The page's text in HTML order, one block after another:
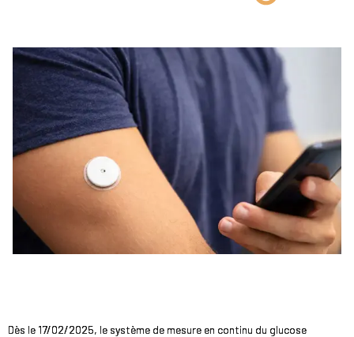
Dès le 17/02/2025, le système de mesure en continu du glucose